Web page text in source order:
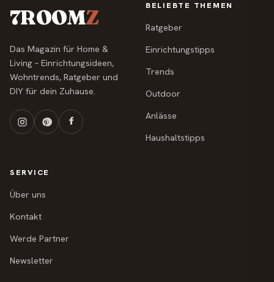
7ROOMZ
Das Magazin für Home &
Living – Einrichtungsideen,
Wohntrends, Ratgeber und
DIY für dein Zuhause.
BELIEBTE THEMEN
Ratgeber
Einrichtungstipps
Trends
Outdoor
Anlässe
Haushaltstipps
SERVICE
Über uns
Kontakt
Werde Partner
Newsletter